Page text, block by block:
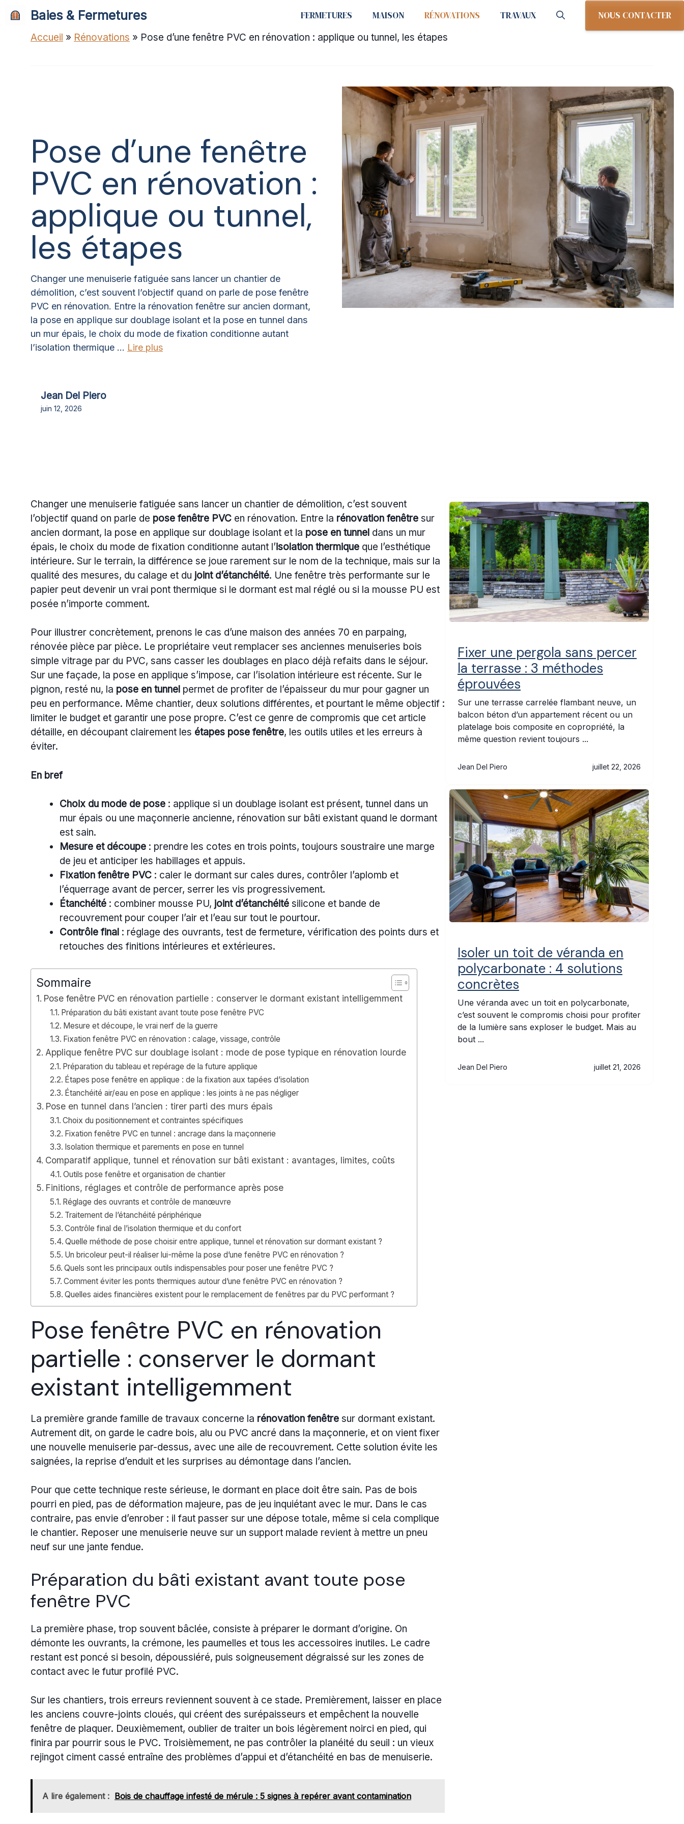
contenu
Baies & Fermetures FERMETURES MAISON RÉNOVATIONS TRAVAUX NOUS CONTACTER
Accueil » Rénovations » Pose d’une fenêtre PVC en rénovation : applique ou tunnel, les étapes
Pose d’une fenêtre
PVC en rénovation :
applique ou tunnel,
les étapes
Changer une menuiserie fatiguée sans lancer un chantier de
démolition, c’est souvent l’objectif quand on parle de pose fenêtre
PVC en rénovation. Entre la rénovation fenêtre sur ancien dormant,
la pose en applique sur doublage isolant et la pose en tunnel dans
un mur épais, le choix du mode de fixation conditionne autant
l’isolation thermique ... Lire plus
Jean Del Piero
juin 12, 2026
Changer une menuiserie fatiguée sans lancer un chantier de démolition, c’est souvent
l’objectif quand on parle de pose fenêtre PVC en rénovation. Entre la rénovation fenêtre sur
ancien dormant, la pose en applique sur doublage isolant et la pose en tunnel dans un mur
épais, le choix du mode de fixation conditionne autant l’isolation thermique que l’esthétique
intérieure. Sur le terrain, la différence se joue rarement sur le nom de la technique, mais sur la
qualité des mesures, du calage et du joint d’étanchéité. Une fenêtre très performante sur le
papier peut devenir un vrai pont thermique si le dormant est mal réglé ou si la mousse PU est
posée n’importe comment.
Pour illustrer concrètement, prenons le cas d’une maison des années 70 en parpaing,
rénovée pièce par pièce. Le propriétaire veut remplacer ses anciennes menuiseries bois
simple vitrage par du PVC, sans casser les doublages en placo déjà refaits dans le séjour.
Sur une façade, la pose en applique s’impose, car l’isolation intérieure est récente. Sur le
pignon, resté nu, la pose en tunnel permet de profiter de l’épaisseur du mur pour gagner un
peu en performance. Même chantier, deux solutions différentes, et pourtant le même objectif :
limiter le budget et garantir une pose propre. C’est ce genre de compromis que cet article
détaille, en découpant clairement les étapes pose fenêtre, les outils utiles et les erreurs à
éviter.
En bref
Choix du mode de pose : applique si un doublage isolant est présent, tunnel dans un
mur épais ou une maçonnerie ancienne, rénovation sur bâti existant quand le dormant
est sain.
Mesure et découpe : prendre les cotes en trois points, toujours soustraire une marge
de jeu et anticiper les habillages et appuis.
Fixation fenêtre PVC : caler le dormant sur cales dures, contrôler l’aplomb et
l’équerrage avant de percer, serrer les vis progressivement.
Étanchéité : combiner mousse PU, joint d’étanchéité silicone et bande de
recouvrement pour couper l’air et l’eau sur tout le pourtour.
Contrôle final : réglage des ouvrants, test de fermeture, vérification des points durs et
retouches des finitions intérieures et extérieures.
Sommaire
Pose fenêtre PVC en rénovation partielle : conserver le dormant existant intelligemment
Préparation du bâti existant avant toute pose fenêtre PVC
Mesure et découpe, le vrai nerf de la guerre
Fixation fenêtre PVC en rénovation : calage, vissage, contrôle
Applique fenêtre PVC sur doublage isolant : mode de pose typique en rénovation lourde
Préparation du tableau et repérage de la future applique
Étapes pose fenêtre en applique : de la fixation aux tapées d’isolation
Étanchéité air/eau en pose en applique : les joints à ne pas négliger
Pose en tunnel dans l’ancien : tirer parti des murs épais
Choix du positionnement et contraintes spécifiques
Fixation fenêtre PVC en tunnel : ancrage dans la maçonnerie
Isolation thermique et parements en pose en tunnel
Comparatif applique, tunnel et rénovation sur bâti existant : avantages, limites, coûts
Outils pose fenêtre et organisation de chantier
Finitions, réglages et contrôle de performance après pose
Réglage des ouvrants et contrôle de manœuvre
Traitement de l’étanchéité périphérique
Contrôle final de l’isolation thermique et du confort
Quelle méthode de pose choisir entre applique, tunnel et rénovation sur dormant existant ?
Un bricoleur peut-il réaliser lui-même la pose d’une fenêtre PVC en rénovation ?
Quels sont les principaux outils indispensables pour poser une fenêtre PVC ?
Comment éviter les ponts thermiques autour d’une fenêtre PVC en rénovation ?
Quelles aides financières existent pour le remplacement de fenêtres par du PVC performant ?
Pose fenêtre PVC en rénovation
partielle : conserver le dormant
existant intelligemment
La première grande famille de travaux concerne la rénovation fenêtre sur dormant existant.
Autrement dit, on garde le cadre bois, alu ou PVC ancré dans la maçonnerie, et on vient fixer
une nouvelle menuiserie par-dessus, avec une aile de recouvrement. Cette solution évite les
saignées, la reprise d’enduit et les surprises au démontage dans l’ancien.
Pour que cette technique reste sérieuse, le dormant en place doit être sain. Pas de bois
pourri en pied, pas de déformation majeure, pas de jeu inquiétant avec le mur. Dans le cas
contraire, pas envie d’enrober : il faut passer sur une dépose totale, même si cela complique
le chantier. Reposer une menuiserie neuve sur un support malade revient à mettre un pneu
neuf sur une jante fendue.
Préparation du bâti existant avant toute pose
fenêtre PVC
La première phase, trop souvent bâclée, consiste à préparer le dormant d’origine. On
démonte les ouvrants, la crémone, les paumelles et tous les accessoires inutiles. Le cadre
restant est poncé si besoin, dépoussiéré, puis soigneusement dégraissé sur les zones de
contact avec le futur profilé PVC.
Sur les chantiers, trois erreurs reviennent souvent à ce stade. Premièrement, laisser en place
les anciens couvre-joints cloués, qui créent des surépaisseurs et empêchent la nouvelle
fenêtre de plaquer. Deuxièmement, oublier de traiter un bois légèrement noirci en pied, qui
finira par pourrir sous le PVC. Troisièmement, ne pas contrôler la planéité du seuil : un vieux
rejingot ciment cassé entraîne des problèmes d’appui et d’étanchéité en bas de menuiserie.
A lire également : Bois de chauffage infesté de mérule : 5 signes à repérer avant contamination
Fixer une pergola sans percer
la terrasse : 3 méthodes
éprouvées
Sur une terrasse carrelée flambant neuve, un
balcon béton d’un appartement récent ou un
platelage bois composite en copropriété, la
même question revient toujours ...
Jean Del Piero juillet 22, 2026
Isoler un toit de véranda en
polycarbonate : 4 solutions
concrètes
Une véranda avec un toit en polycarbonate,
c’est souvent le compromis choisi pour profiter
de la lumière sans exploser le budget. Mais au
bout ...
Jean Del Piero juillet 21, 2026